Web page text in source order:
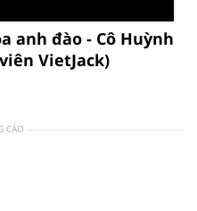
anh đào - Cô Huỳnh
VietJack)
CÁO